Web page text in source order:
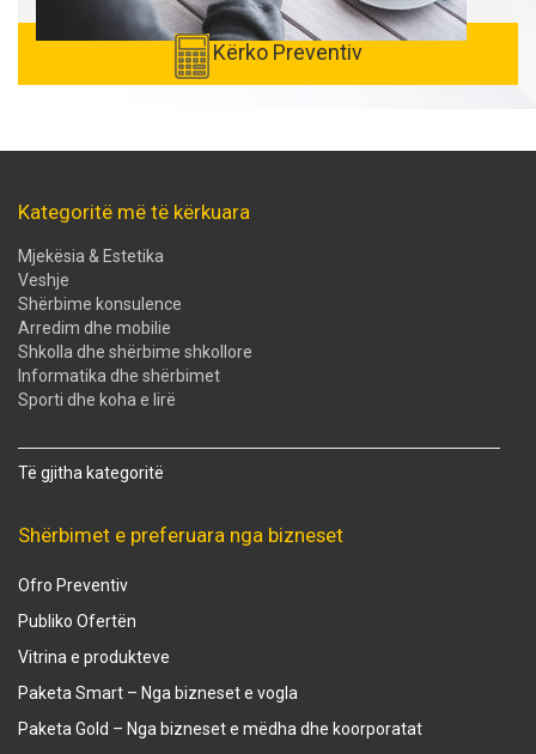
Kërko Preventiv
Kategoritë më të kërkuara
Mjekësia & Estetika
Veshje
Shërbime konsulence
Arredim dhe mobilie
Shkolla dhe shërbime shkollore
Informatika dhe shërbimet
Sporti dhe koha e lirë
Të gjitha kategoritë
Shërbimet e preferuara nga bizneset
Ofro Preventiv
Publiko Ofertën
Vitrina e produkteve
Paketa Smart – Nga bizneset e vogla
Paketa Gold – Nga bizneset e mëdha dhe koorporatat